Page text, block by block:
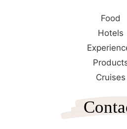
Food
Hotels
Cruises